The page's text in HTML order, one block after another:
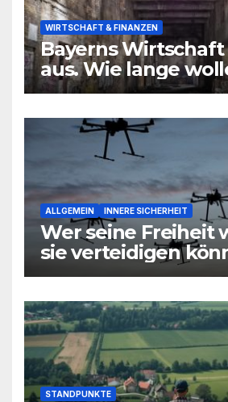
WIRTSCHAFT & FINANZEN
Bayerns
aus. Wie lange
können wir uns
noch leisten?
ALLGEMEIN INNERE SICHERHEIT
Wer seine Freiheit
sie verteidigen
STANDPUNKTE